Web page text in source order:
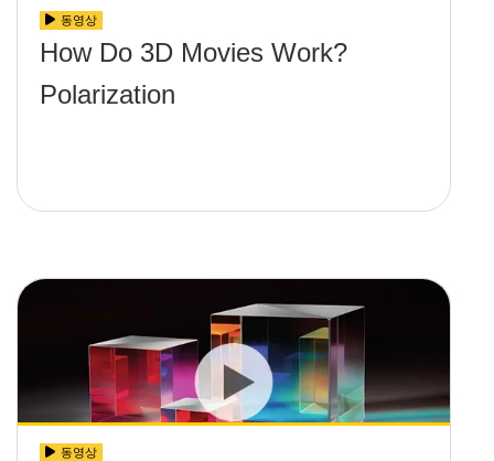
동영상
How Do 3D Movies Work?
Polarization
동영상